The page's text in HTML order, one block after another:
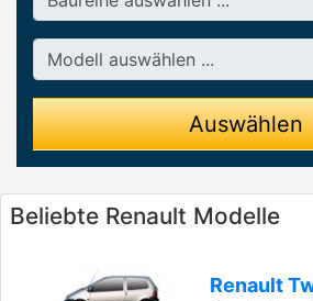
Modell
Auswählen
Beliebte Renault Modelle
Renault